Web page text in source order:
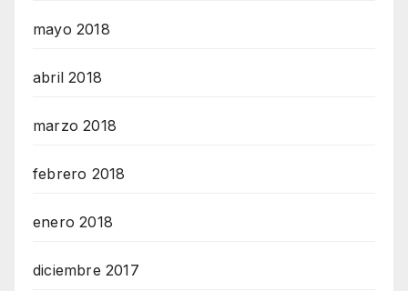
mayo 2018
abril 2018
marzo 2018
febrero 2018
enero 2018
diciembre 2017